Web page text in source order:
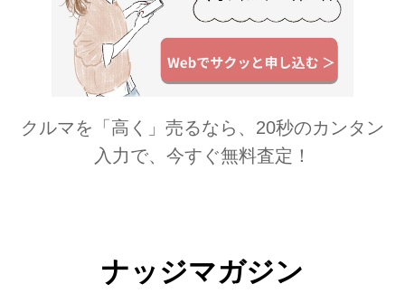
クルマを「高く」売るなら、20秒のカンタン
入力で、今すぐ無料査定！
ナッジマガジン